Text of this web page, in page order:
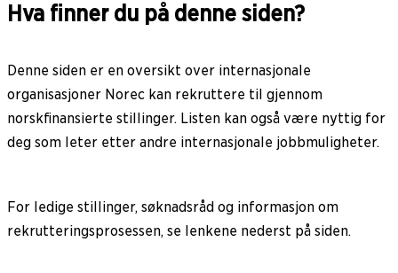
Hva finner du på denne siden?
Denne siden er en oversikt over internasjonale
organisasjoner Norec kan rekruttere til gjennom
norskfinansierte stillinger. Listen kan også være nyttig for
deg som leter etter andre internasjonale jobbmuligheter.
For ledige stillinger, søknadsråd og informasjon om
rekrutteringsprosessen, se lenkene nederst på siden.